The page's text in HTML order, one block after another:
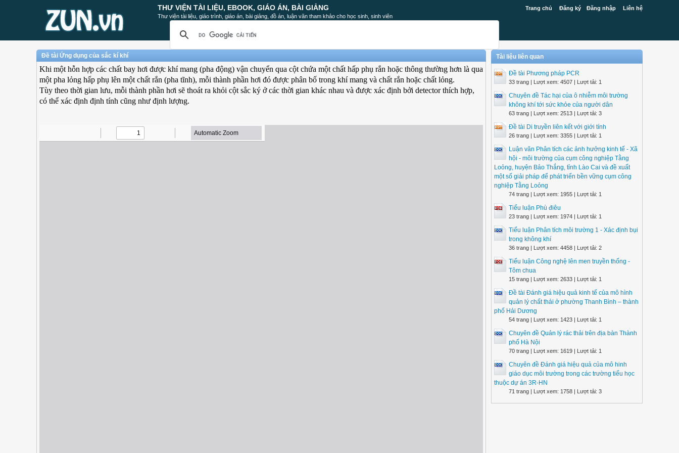
Trang chủ Đăng ký Đăng nhập Liên hệ
THƯ VIỆN TÀI LIỆU, EBOOK, GIÁO ÁN, BÀI GIẢNG
Thư viện tài liệu, giáo trình, giáo án, bài giảng, đồ án, luận văn tham khảo cho học sinh, sinh viên
Đề tài Ứng dụng của sắc kí khí
Khi một hỗn hợp các chất bay hơi được khí mang (pha động) vận chuyển qua cột chứa một chất hấp phụ rắn hoặc thông thường hơn là qua
một pha lỏng hấp phụ lên một chất rắn (pha tĩnh), mỗi thành phần hơi đó được phân bố trong khí mang và chất rắn hoặc chất lỏng.
Tùy theo thời gian lưu, mỗi thành phần hơi sẽ thoát ra khỏi cột sắc ký ở các thời gian khác nhau và được xác định bởi detector thích hợp,
có thể xác định định tính cũng như định lượng.
Tài liệu liên quan
Đề tài Phương pháp PCR
33 trang | Lượt xem: 4507 | Lượt tải: 1
Chuyên đề Tác hại của ô nhiễm môi trường
không khí tới sức khỏe của người dân
63 trang | Lượt xem: 2513 | Lượt tải: 3
Đề tài Di truyền liên kết với giới tính
26 trang | Lượt xem: 3355 | Lượt tải: 1
Luận văn Phân tích các ảnh hưởng kinh tế - Xã
hội - môi trường của cụm công nghiệp Tằng
Loỏng, huyện Bảo Thắng, tỉnh Lào Cai và đề xuất
một số giải pháp để phát triển bền vững cụm công
nghiệp Tằng Loỏng
74 trang | Lượt xem: 1955 | Lượt tải: 1
Tiểu luận Phù điêu
23 trang | Lượt xem: 1974 | Lượt tải: 1
Tiểu luận Phân tích môi trường 1 - Xác định bụi
trong không khí
36 trang | Lượt xem: 4458 | Lượt tải: 2
Tiểu luận Công nghệ lên men truyền thống -
Tôm chua
15 trang | Lượt xem: 2633 | Lượt tải: 1
Đề tài Đánh giá hiệu quả kinh tế của mô hình
quản lý chất thải ở phường Thanh Bình – thành
phố Hải Dương
54 trang | Lượt xem: 1423 | Lượt tải: 1
Chuyên đề Quản lý rác thải trên địa bàn Thành
phố Hà Nội
70 trang | Lượt xem: 1619 | Lượt tải: 1
Chuyên đề Đánh giá hiệu quả của mô hinh
giáo dục môi trường trong các trường tiểu học
thuộc dự án 3R-HN
71 trang | Lượt xem: 1758 | Lượt tải: 3